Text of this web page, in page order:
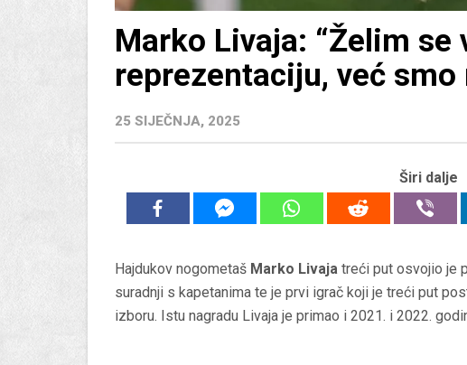
Marko Livaja: “Želim se
reprezentaciju, već smo
25 SIJEČNJA, 2025
Širi dalje
Hajdukov nogometaš Marko Livaja treći put osvojio je
suradnji s kapetanima te je prvi igrač koji je treći put
izboru. Istu nagradu Livaja je primao i 2021. i 2022.